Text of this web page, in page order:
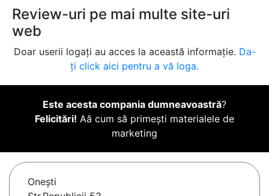
Review-uri pe mai multe site-uri
web
Doar userii logați au acces la această informație. Da-
ți click aici pentru a vă loga.
Este acesta compania dumneavoastră?
Felicitări! Aă cum să primești materialele de
marketing
Oneşti